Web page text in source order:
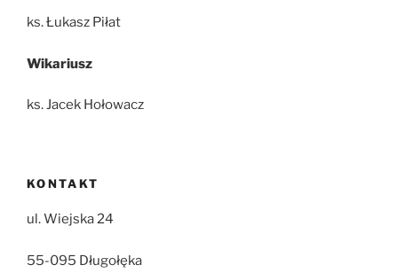
ks. Łukasz Piłat
Wikariusz
ks. Jacek Hołowacz
KONTAKT
ul. Wiejska 24
55-095 Długołęka